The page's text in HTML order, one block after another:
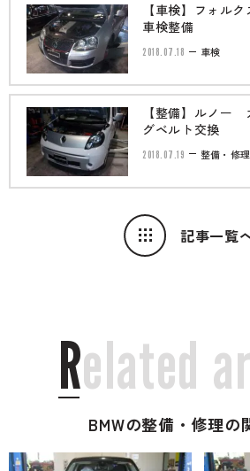
【車検】フォル
車検整備
2018.07.18 車検
記事一覧
【整備】ルノー
グベルト交換
2018.07.19 整備・修理
Related ar
BMWの整備・修理の